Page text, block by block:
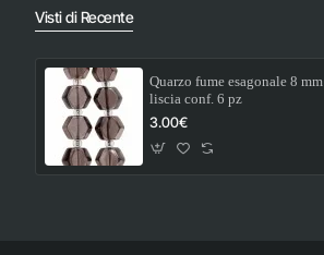
Visti di Recente
Quarzo fume esagonale 8 mm
liscia conf. 6 pz
3.00€